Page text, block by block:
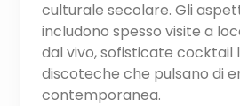
culturale secolare. Gli
includono spesso visite a
dal vivo, sofisticate cocktail
discoteche che pulsano di
contemporanea.